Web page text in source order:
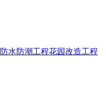
防水防潮工程花园改造工程